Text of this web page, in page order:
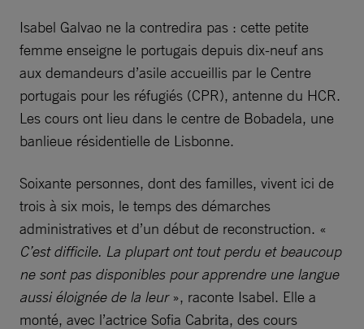
Isabel Galvao ne la contredira pas : cette petite
femme enseigne le portugais depuis dix-neuf ans
aux demandeurs d’asile accueillis par le Centre
portugais pour les réfugiés (CPR), antenne du HCR.
Les cours ont lieu dans le centre de Bobadela, une
banlieue résidentielle de Lisbonne.
Soixante personnes, dont des familles, vivent ici de
trois à six mois, le temps des démarches
administratives et d’un début de reconstruction. «
C’est difficile. La plupart ont tout perdu et beaucoup
ne sont pas disponibles pour apprendre une langue
aussi éloignée de la leur», raconte Isabel. Elle a
monté, avec l’actrice Sofia Cabrita, des cours